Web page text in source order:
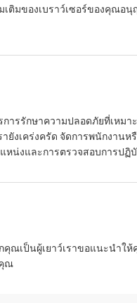
เติมของเบราว์เซอร์ของคุ
รรักษาความปลอดภัยที่เหม
ยังเคร่งครัด จัดการพนักงา
น่งและการตรวจสอบการปฏิ
ณเป็นผู้เยาว์เราขอแนะนำ
ณ